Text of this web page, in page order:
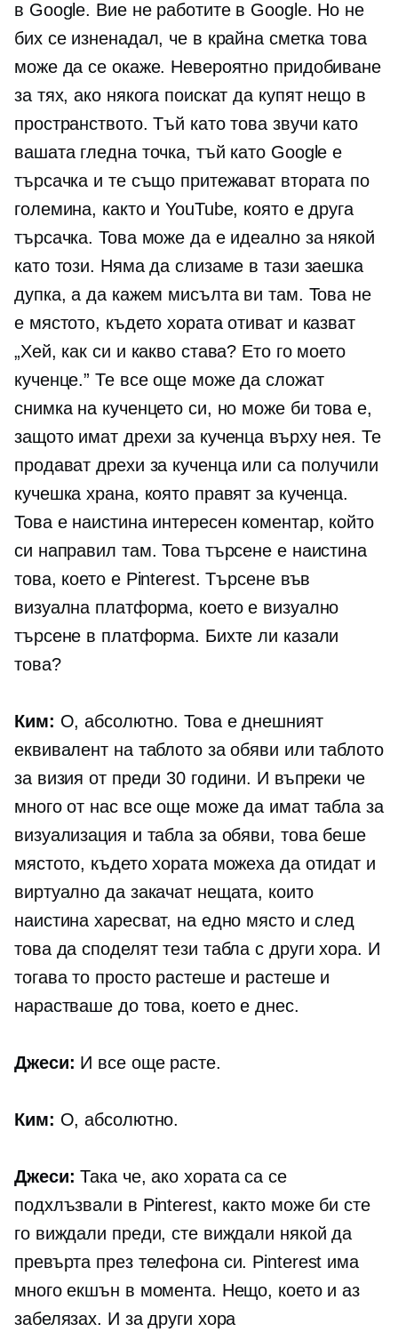
в Google. Вие не работите в Google. Но не
бих се изненадал, че в крайна сметка това
може да се окаже. Невероятно придобиване
за тях, ако някога поискат да купят нещо в
пространството. Тъй като това звучи като
вашата гледна точка, тъй като Google е
търсачка и те също притежават втората по
големина, както и YouTube, която е друга
търсачка. Това може да е идеално за някой
като този. Няма да слизаме в тази заешка
дупка, а да кажем мисълта ви там. Това не
е мястото, където хората отиват и казват
„Хей, как си и какво става? Ето го моето
кученце.” Те все още може да сложат
снимка на кученцето си, но може би това е,
защото имат дрехи за кученца върху нея. Те
продават дрехи за кученца или са получили
кучешка храна, която правят за кученца.
Това е наистина интересен коментар, който
си направил там. Това търсене е наистина
това, което е Pinterest. Търсене във
визуална платформа, което е визуално
търсене в платформа. Бихте ли казали
това?
Ким: О, абсолютно. Това е днешният
еквивалент на таблото за обяви или таблото
за визия от преди 30 години. И въпреки че
много от нас все още може да имат табла за
визуализация и табла за обяви, това беше
мястото, където хората можеха да отидат и
виртуално да закачат нещата, които
наистина харесват, на едно място и след
това да споделят тези табла с други хора. И
тогава то просто растеше и растеше и
нарастваше до това, което е днес.
Джеси: И все още расте.
Ким: О, абсолютно.
Джеси: Така че, ако хората са се
подхлъзвали в Pinterest, както може би сте
го виждали преди, сте виждали някой да
превърта през телефона си. Pinterest има
много екшън в момента. Нещо, което и аз
забелязах. И за други хора